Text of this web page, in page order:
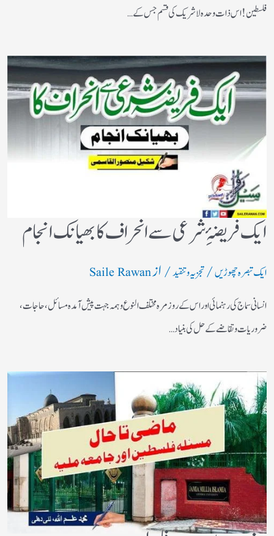
فلسطین! اس ذات وحدہ لاشریک کی قسم جس کے…
ایک فریضۂِ شرعی سے انحراف کا بھیانک انجام
ایک تبصرہ چھوڑیں/تجزیہ و تنقید/ ازSaile Rawan
انسانی سماج کی رہنمائی اور اس کے روز مرہ مختلف النوع وہمہ جہت پیش آمدہ مسائل ، حاجات ،
ضروریات وتقاضے کے حل کی بنیاد…